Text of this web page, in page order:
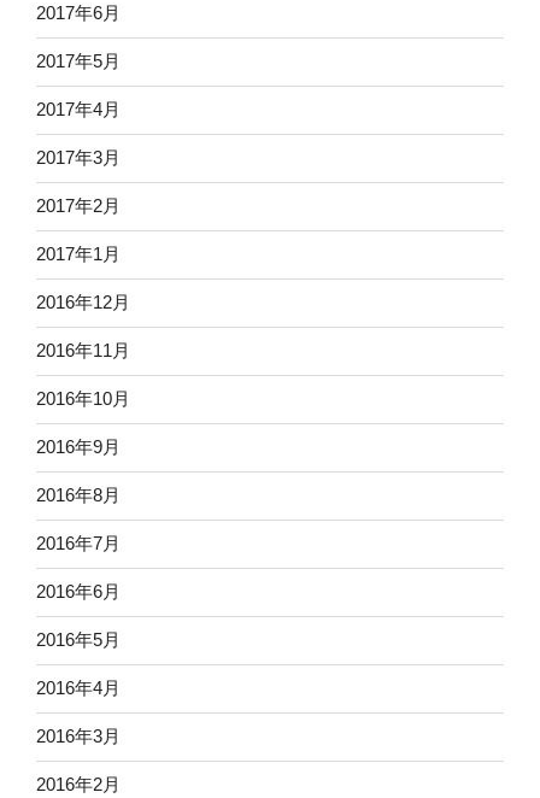
2017年6月
2017年5月
2017年4月
2017年3月
2017年2月
2017年1月
2016年12月
2016年11月
2016年10月
2016年9月
2016年8月
2016年7月
2016年6月
2016年5月
2016年4月
2016年3月
2016年2月